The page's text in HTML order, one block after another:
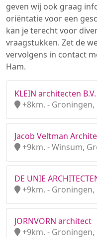
geven wij ook graag
oriëntatie voor een
kan je terecht voor
vraagstukken. Zet de
vervolgens in contact
Ham.
KLEIN architecten B.V.
+8km. -
Jacob Veltman
+9km. - Winsum,
DE UNIE
+9km. -
JORNVORN architect
+9km. -